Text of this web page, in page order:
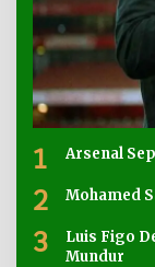
1 Arsenal
2 Mohamed
3
Luis Figo
Mundur